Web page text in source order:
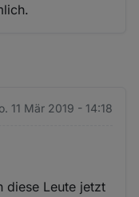
11 Mär 2019 - 14:18
diese Leute jetzt